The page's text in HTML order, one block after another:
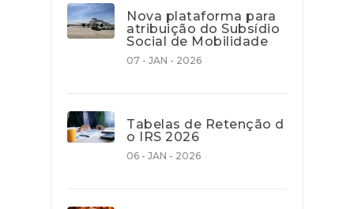
Nova plataforma para
atribuição do Subsídio
Social de Mobilidade
07 - JAN - 2026
Tabelas de Retenção d
o IRS 2026
06 - JAN - 2026